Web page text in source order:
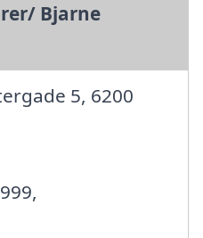
Bjarne
5, 6200